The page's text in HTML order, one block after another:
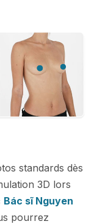
standards dès
3D lors
Bác sĩ Nguyen
pourrez